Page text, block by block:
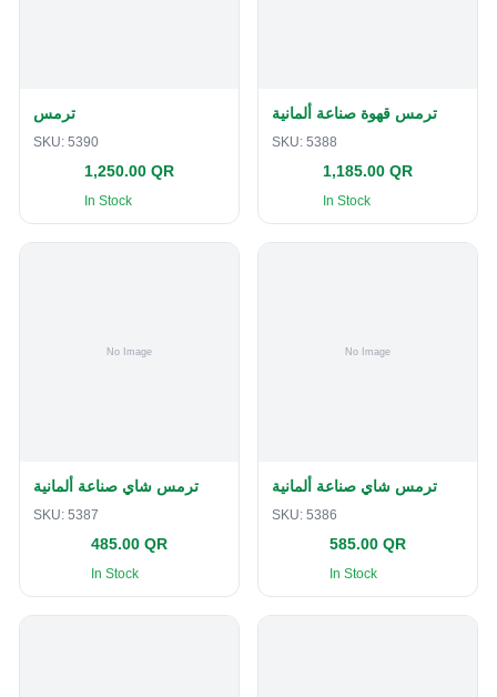
ترمس
SKU: 5390
1,250.00 QR
In Stock
ترمس قهوة صناعة ألمانية
SKU: 5388
1,185.00 QR
In Stock
ترمس شاي صناعة ألمانية
SKU: 5387
485.00 QR
In Stock
ترمس شاي صناعة ألمانية
SKU: 5386
585.00 QR
In Stock